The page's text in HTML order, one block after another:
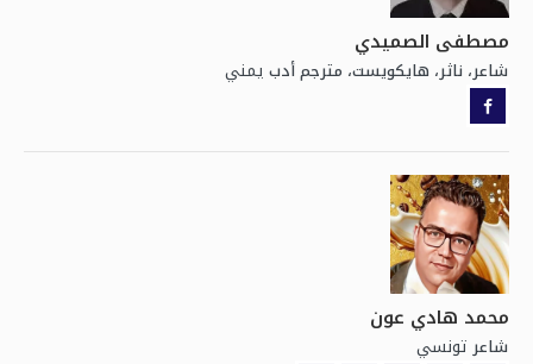
مصطفى الصميدي
شاعر، ناثر، هايكويست، مترجم أدب يمني
محمد هادي عون
شاعر تونسي